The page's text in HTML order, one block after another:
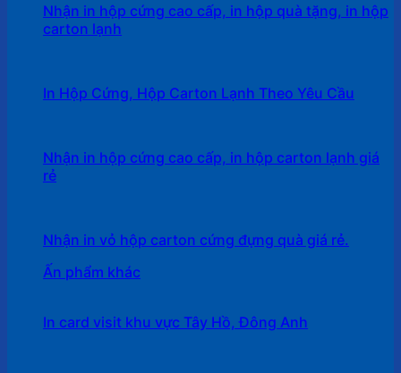
Nhận in hộp cứng cao cấp, in hộp quà tặng, in hộp
carton lạnh
In Hộp Cứng, Hộp Carton Lạnh Theo Yêu Cầu
Nhận in hộp cứng cao cấp, in hộp carton lạnh giá
rẻ
Nhận in vỏ hộp carton cứng đựng quà giá rẻ.
Ấn phẩm khác
In card visit khu vực Tây Hồ, Đông Anh